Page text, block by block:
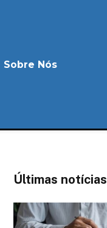
Sobre Nós
Últimas notícias